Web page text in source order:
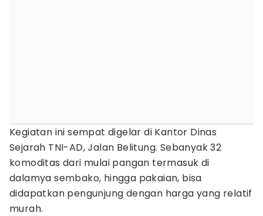
Kegiatan ini sempat digelar di Kantor Dinas
Sejarah TNI-AD, Jalan Belitung. Sebanyak 32
komoditas dari mulai pangan termasuk di
dalamya sembako, hingga pakaian, bisa
didapatkan pengunjung dengan harga yang relatif
murah.